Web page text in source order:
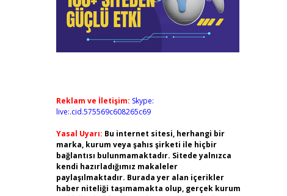
Reklam ve İletişim: Skype:
live:.cid.575569c608265c69
Yasal Uyarı: Bu internet sitesi, herhangi bir
marka, kurum veya şahıs şirketi ile hiçbir
bağlantısı bulunmamaktadır. Sitede yalnızca
kendi hazırladığımız makaleler
paylaşılmaktadır. Burada yer alan içerikler
haber niteliği taşımamakta olup, gerçek kurum